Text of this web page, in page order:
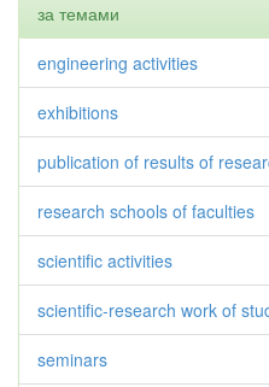
за темами
engineering activities
exhibitions
publication of results of
research schools of faculties
scientific activities
scientific-research work of
seminars